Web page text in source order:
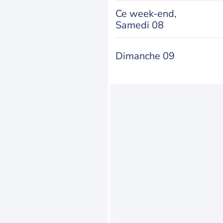
Ce week-end,
Samedi 08
Dimanche 09